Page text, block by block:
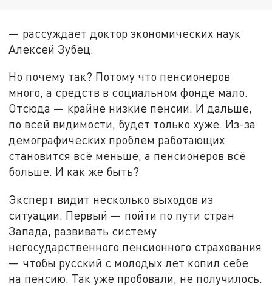
— рассуждает доктор экономических наук
Алексей Зубец.
Но почему так? Потому что пенсионеров
много, а средств в социальном фонде мало.
Отсюда — крайне низкие пенсии. И дальше,
по всей видимости, будет только хуже. Из-за
демографических проблем работающих
становится всё меньше, а пенсионеров всё
больше. И как же быть?
Эксперт видит несколько выходов из
ситуации. Первый — пойти по пути стран
Запада, развивать систему
негосударственного пенсионного страхования
— чтобы русский с молодых лет копил себе
на пенсию. Так уже пробовали, не получилось.